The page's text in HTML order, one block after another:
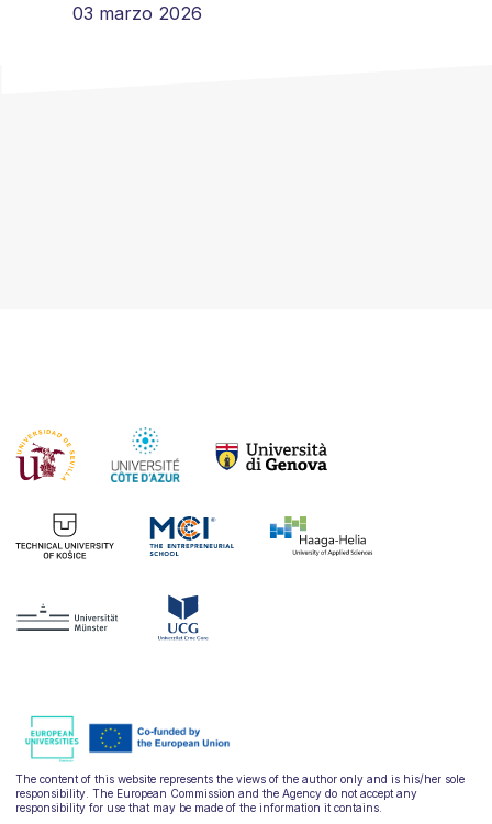
03 marzo 2026
The content of this website represents the views of the author only and is his/her sole
responsibility. The European Commission and the Agency do not accept any
responsibility for use that may be made of the information it contains.